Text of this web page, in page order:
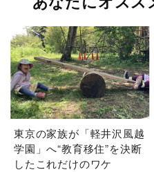
東京の家族が「軽井沢風越
学園」へ“教育移住”を決断
したこれだけのワケ